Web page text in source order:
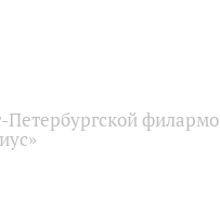
Петербургской